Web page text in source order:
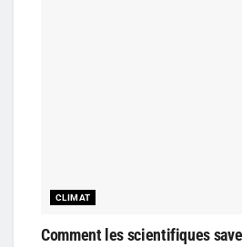
CLIMAT
Comment les scientifiques